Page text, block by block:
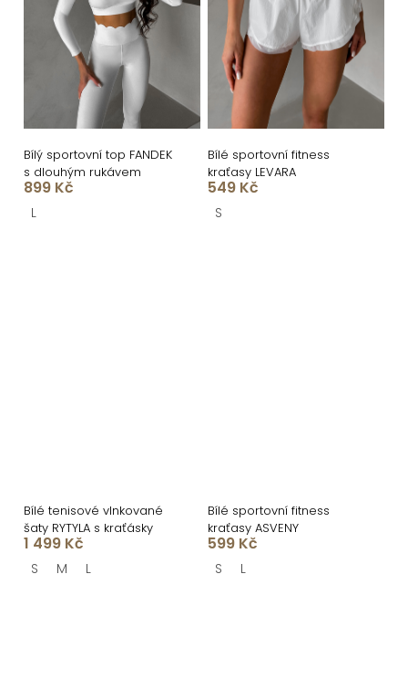
Bílý sportovní top FANDEK
s dlouhým rukávem
899 Kč
L
Bílé sportovní fitness
kraťasy LEVARA
549 Kč
S
Bílé tenisové vlnkované
šaty RYTYLA s kraťásky
1 499 Kč
S M L
Bílé sportovní fitness
kraťasy ASVENY
599 Kč
S L